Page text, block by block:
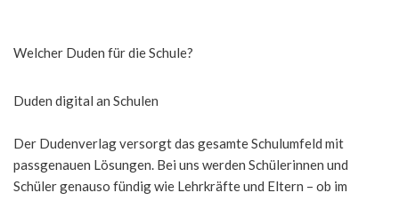
Welcher Duden für die Schule?
Duden digital an Schulen
Der Dudenverlag versorgt das gesamte Schulumfeld mit
passgenauen Lösungen. Bei uns werden Schülerinnen und
Schüler genauso fündig wie Lehrkräfte und Eltern – ob im